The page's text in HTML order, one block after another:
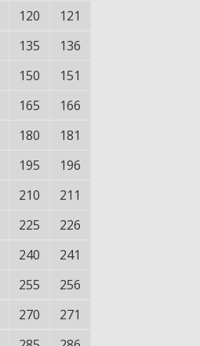
120
121
135
136
150
151
165
166
180
181
195
196
210
211
225
226
240
241
255
256
270
271